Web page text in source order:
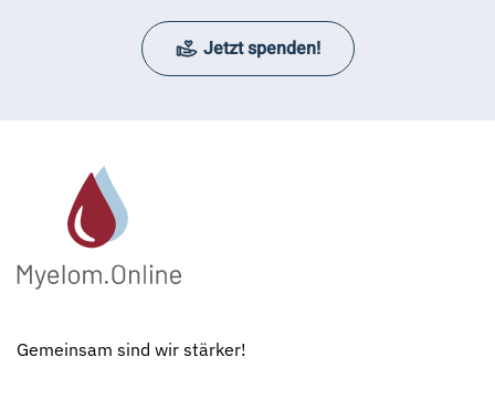
Jetzt spenden!
Gemeinsam sind wir stärker!